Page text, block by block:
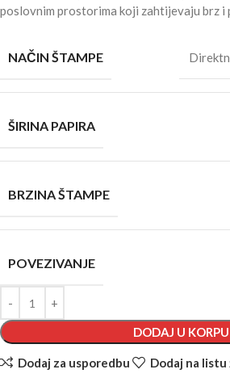
poslovnim prostorima koji zahtijevaju brz i
NAČIN ŠTAMPE
ŠIRINA PAPIRA
BRZINA ŠTAMPE
POVEZIVANJE
DODAJ U KORPU
Dodaj za usporedbu
Dodaj na listu